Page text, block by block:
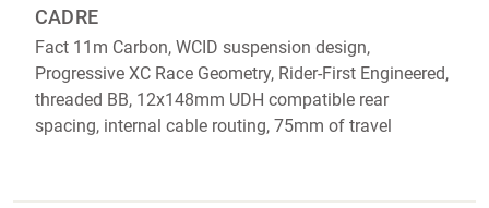
CADRE‎‎
Fact 11m Carbon, WCID suspension design,
Progressive XC Race Geometry, Rider-First Engineered,
threaded BB, 12x148mm UDH compatible rear
spacing, internal cable routing, 75mm of travel